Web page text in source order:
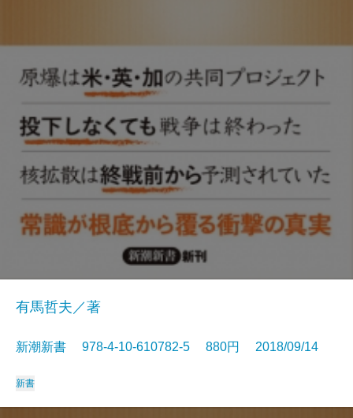
有馬哲夫／著
新潮新書 978-4-10-610782-5 880円 2018/09/14
新書